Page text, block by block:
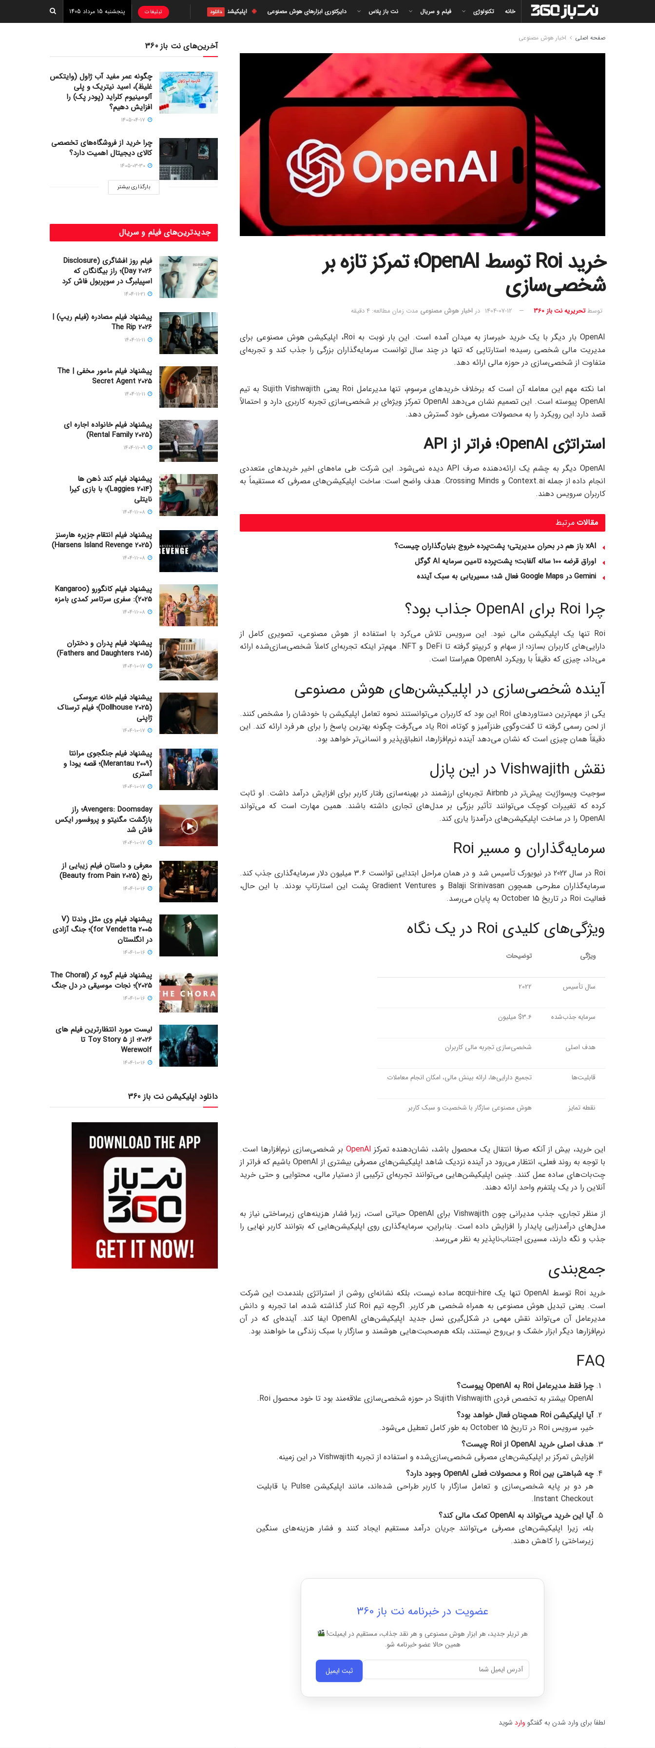
خانه تکنولوژی فیلم و سریال نت باز پلاس دایرکتوری ابزارهای هوش مصنوعی اپلیکیشن دانلود تبلیغات پنجشنبه 15 مرداد 1405
صفحه اصلی اخبار هوش مصنوعی
خرید Roi توسط OpenAI؛ تمرکز تازه بر
شخصی‌سازی
توسطتحریریه نت باز 360 1404-07-12 در اخبار هوش مصنوعی مدت زمان مطالعه: 4 دقیقه
OpenAI بار دیگر با یک خرید خبرساز به میدان آمده است. این بار نوبت به Roi، اپلیکیشن هوش مصنوعی برای
مدیریت مالی شخصی رسیده؛ استارتاپی که تنها در چند سال توانست سرمایه‌گذاران بزرگی را جذب کند و تجربه‌ای
متفاوت از شخصی‌سازی در حوزه مالی ارائه دهد.
اما نکته مهم این معامله آن است که برخلاف خریدهای مرسوم، تنها مدیرعامل Roi یعنی Sujith Vishwajith به تیم
OpenAI پیوسته است. این تصمیم نشان می‌دهد OpenAI تمرکز ویژه‌ای بر شخصی‌سازی تجربه کاربری دارد و احتمالاً
قصد دارد این رویکرد را به محصولات مصرفی خود گسترش دهد.
استراتژی OpenAI؛ فراتر از API
OpenAI دیگر به چشم یک ارائه‌دهنده صرف API دیده نمی‌شود. این شرکت طی ماه‌های اخیر خریدهای متعددی
انجام داده از جمله Context.ai و Crossing Minds. هدف واضح است: ساخت اپلیکیشن‌های مصرفی که مستقیماً به
کاربران سرویس دهند.
مرتبط مقالات
xAI باز هم در بحران مدیریتی؛ پشت‌پرده خروج بنیان‌گذاران چیست؟
اوراق قرضه 100 ساله آلفابت؛ پشت‌پرده تامین سرمایه AI گوگل
Gemini در Google Maps فعال شد؛ مسیریابی به سبک آینده
چرا Roi برای OpenAI جذاب بود؟
Roi تنها یک اپلیکیشن مالی نبود. این سرویس تلاش می‌کرد با استفاده از هوش مصنوعی، تصویری کامل از
دارایی‌های کاربران بسازد؛ از سهام و کریپتو گرفته تا DeFi و NFT. مهم‌تر اینکه تجربه‌ای کاملاً شخصی‌سازی‌شده ارائه
می‌داد، چیزی که دقیقاً با رویکرد OpenAI هم‌راستا است.
آینده شخصی‌سازی در اپلیکیشن‌های هوش مصنوعی
یکی از مهم‌ترین دستاوردهای Roi این بود که کاربران می‌توانستند نحوه تعامل اپلیکیشن با خودشان را مشخص کنند.
از لحن رسمی گرفته تا گفت‌وگوی طنزآمیز و کوتاه، Roi یاد می‌گرفت چگونه بهترین پاسخ را برای هر فرد ارائه کند. این
دقیقاً همان چیزی است که نشان می‌دهد آینده نرم‌افزارها، انطباق‌پذیر و انسانی‌تر خواهد بود.
نقش Vishwajith در این پازل
سوجیت ویسواژیت پیش‌تر در Airbnb تجربه‌ای ارزشمند در بهینه‌سازی رفتار کاربر برای افزایش درآمد داشت. او ثابت
کرده که تغییرات کوچک می‌توانند تأثیر بزرگی بر مدل‌های تجاری داشته باشند. همین مهارت است که می‌تواند
OpenAI را در ساخت اپلیکیشن‌های درآمدزا یاری کند.
سرمایه‌گذاران و مسیر Roi
Roi در سال 2022 در نیویورک تأسیس شد و در همان مراحل ابتدایی توانست 3.6 میلیون دلار سرمایه‌گذاری جذب کند.
سرمایه‌گذاران مطرحی همچون Balaji Srinivasan و Gradient Ventures پشت این استارتاپ بودند. با این حال،
فعالیت Roi در تاریخ October 15 به پایان می‌رسد.
ویژگی‌های کلیدی Roi در یک نگاه
ویژگی توضیحات
سال تأسیس 2022
سرمایه جذب‌شده $3.6 میلیون
هدف اصلی شخصی‌سازی تجربه مالی کاربران
قابلیت‌ها تجمیع دارایی‌ها، ارائه بینش مالی، امکان انجام معاملات
نقطه تمایز هوش مصنوعی سازگار با شخصیت و سبک کاربر
این خرید، بیش از آنکه صرفا انتقال یک محصول باشد، نشان‌دهنده تمرکز OpenAI بر شخصی‌سازی نرم‌افزارها است.
با توجه به روند فعلی، انتظار می‌رود در آینده نزدیک شاهد اپلیکیشن‌های مصرفی بیشتری از OpenAI باشیم که فراتر از
چت‌بات‌های ساده عمل کنند. چنین اپلیکیشن‌هایی می‌توانند تجربه‌ای ترکیبی از دستیار مالی، محتوایی و حتی خرید
آنلاین را در یک پلتفرم واحد ارائه دهند.
از منظر تجاری، جذب مدیرانی چون Vishwajith برای OpenAI حیاتی است، زیرا فشار هزینه‌های زیرساختی نیاز به
مدل‌های درآمدزایی پایدار را افزایش داده است. بنابراین، سرمایه‌گذاری روی اپلیکیشن‌هایی که بتوانند کاربر نهایی را
جذب و نگه دارند، مسیری اجتناب‌ناپذیر به نظر می‌رسد.
جمع‌بندی
خرید Roi توسط OpenAI تنها یک acqui-hire ساده نیست، بلکه نشانه‌ای روشن از استراتژی بلندمدت این شرکت
است. یعنی تبدیل هوش مصنوعی به همراه شخصی هر کاربر. اگرچه تیم Roi کنار گذاشته شده، اما تجربه و دانش
مدیرعامل آن می‌تواند نقش مهمی در شکل‌گیری نسل جدید اپلیکیشن‌های OpenAI ایفا کند. آینده‌ای که در آن
نرم‌افزارها دیگر ابزار خشک و بی‌روح نیستند، بلکه هم‌صحبت‌هایی هوشمند و سازگار با سبک زندگی ما خواهند بود.
FAQ
چرا فقط مدیرعامل Roi به OpenAI
پیوست؟
OpenAI بیشتر به تخصص فردی Sujith Vishwajith در حوزه شخصی‌سازی علاقه‌مند بود تا خود محصول Roi.
آیا اپلیکیشن Roi
همچنان فعال خواهد بود؟
خیر، سرویس Roi در تاریخ October 15 به طور کامل تعطیل می‌شود.
هدف اصلی خرید OpenAI
از Roi
چیست؟
افزایش تمرکز بر اپلیکیشن‌های مصرفی شخصی‌سازی‌شده و استفاده از تجربه Vishwajith در این زمینه.
چه شباهتی بین Roi
و محصولات فعلی OpenAI
وجود دارد؟
هر دو بر پایه شخصی‌سازی و تعامل سازگار با کاربر طراحی شده‌اند، مانند اپلیکیشن Pulse یا قابلیت
Instant Checkout.
آیا این خرید می‌تواند به OpenAI
کمک مالی کند؟
بله، زیرا اپلیکیشن‌های مصرفی می‌توانند جریان درآمد مستقیم ایجاد کنند و فشار هزینه‌های سنگین
زیرساختی را کاهش دهند.
عضویت در خبرنامه نت باز 360
هر تریلر جدید، هر ابزار هوش مصنوعی و هر نقد جذاب، مستقیم در ایمیلت!
همین حالا عضو خبرنامه شو.
ثبت ایمیل
لطفاَ برای وارد شدن به گفتگو وارد شوید
آخرین‌های نت باز 360
چگونه عمر مفید آب ژاول (وایتکس
غلیظ)، اسید نیتریک و پلی
آلومینیوم کلراید (پودر پک) را
افزایش دهیم؟
چرا خرید از فروشگاه‌های تخصصی
کالای دیجیتال اهمیت دارد؟
بارگذاری بیشتر
جدیدترین‌های فیلم و سریال
فیلم روز افشاگری (Disclosure
Day 2026)؛ راز بیگانگان که
اسپیلبرگ در سوپربول فاش کرد
پیشنهاد فیلم مصادره (فیلم ریپ) |
The Rip 2026
پیشنهاد فیلم مامور مخفی | The
Secret Agent 2025
پیشنهاد فیلم خانواده اجاره‌ ای
(Rental Family 2025)
پیشنهاد فیلم کند ذهن ها
(Laggies 2014)؛ با بازی کیرا
نایتلی
پیشنهاد فیلم انتقام جزیره هارسنز
(Harsens Island Revenge 2025)
پیشنهاد فیلم کانگورو (Kangaroo
2025): سفری سرتاسر کمدی بامزه
پیشنهاد فیلم پدران و دختران
(Fathers and Daughters 2015)
پیشنهاد فیلم خانه عروسکی
(Dollhouse 2025)؛ فیلم ترسناک
ژاپنی
پیشنهاد فیلم جنگجوی مرانتا
(Merantau 2009)؛ قصه یودا و
آستری
Avengers: Doomsday؛ راز
بازگشت مگنیتو و پروفسور ایکس
فاش شد
معرفی و داستان فیلم زیبایی از
رنج (Beauty from Pain 2025)
پیشنهاد فیلم وی مثل وندتا (V
for Vendetta 2005)؛ جنگ آزادی
در انگلستان
پیشنهاد فیلم گروه کر (The Choral
2025)؛ نجات موسیقی در دل جنگ
لیست مورد انتظارترین فیلم های
2026؛ از Toy Story 5 تا
Werewolf
دانلود اپلیکیشن نت باز 360